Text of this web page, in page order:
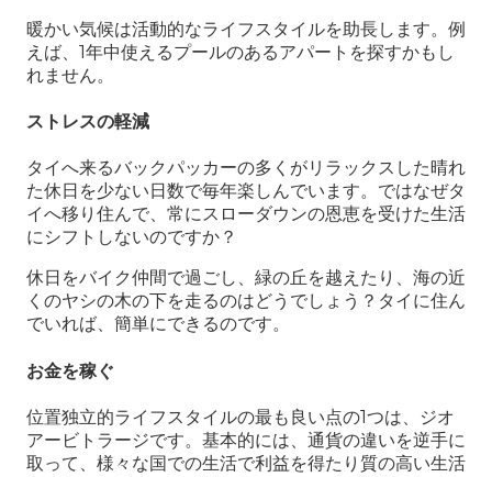
暖かい気候は活動的なライフスタイルを助長します。例
えば、1年中使えるプールのあるアパートを探すかもし
れません。
ストレスの軽減
タイへ来るバックパッカーの多くがリラックスした晴れ
た休日を少ない日数で毎年楽しんでいます。ではなぜタ
イへ移り住んで、常にスローダウンの恩恵を受けた生活
にシフトしないのですか？
休日をバイク仲間で過ごし、緑の丘を越えたり、海の近
くのヤシの木の下を走るのはどうでしょう？タイに住ん
でいれば、簡単にできるのです。
お金を稼ぐ
位置独立的ライフスタイルの最も良い点の1つは、ジオ
アービトラージです。基本的には、通貨の違いを逆手に
取って、様々な国での生活で利益を得たり質の高い生活